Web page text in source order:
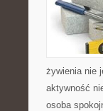
żywienia nie
aktywność
osoba